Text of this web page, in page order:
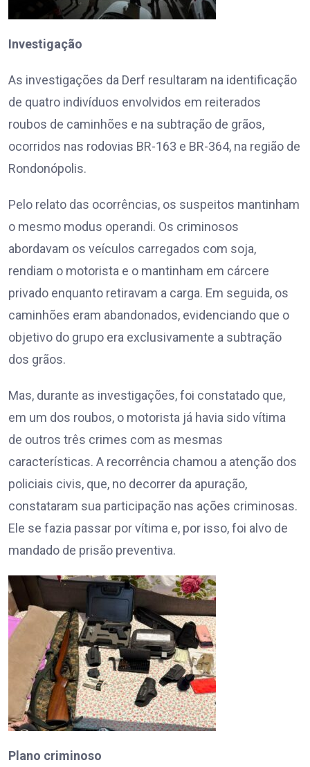
Investigação
As investigações da Derf resultaram na identificação
de quatro indivíduos envolvidos em reiterados
roubos de caminhões e na subtração de grãos,
ocorridos nas rodovias BR-163 e BR-364, na região de
Rondonópolis.
Pelo relato das ocorrências, os suspeitos mantinham
o mesmo modus operandi. Os criminosos
abordavam os veículos carregados com soja,
rendiam o motorista e o mantinham em cárcere
privado enquanto retiravam a carga. Em seguida, os
caminhões eram abandonados, evidenciando que o
objetivo do grupo era exclusivamente a subtração
dos grãos.
Mas, durante as investigações, foi constatado que,
em um dos roubos, o motorista já havia sido vítima
de outros três crimes com as mesmas
características. A recorrência chamou a atenção dos
policiais civis, que, no decorrer da apuração,
constataram sua participação nas ações criminosas.
Ele se fazia passar por vítima e, por isso, foi alvo de
mandado de prisão preventiva.
Plano criminoso